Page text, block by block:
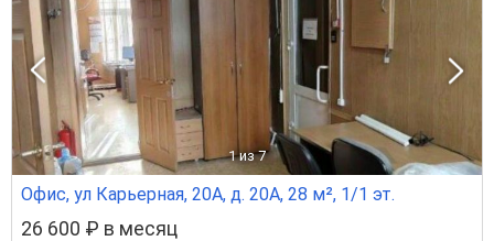
1 из 7
Офис, ул Карьерная, 20А, д. 20А, 28 м², 1/1 эт.
26 600 ₽ в месяц